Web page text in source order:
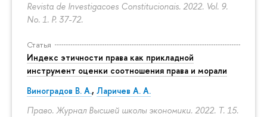
Revista de Investigacoes Constitucionais. 2022. Vol. 9.
No. 1. P. 37-72.
Статья
Индекс этичности права как прикладной
инструмент оценки соотношения права и морали
Виноградов В. А., Ларичев А. А.
Право. Журнал Высшей школы экономики. 2022. Т. 15.